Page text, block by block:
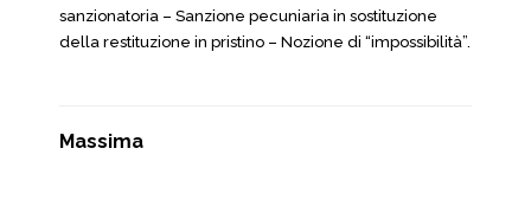
sanzionatoria – Sanzione pecuniaria in sostituzione
della restituzione in pristino – Nozione di “impossibilità”.
Massima